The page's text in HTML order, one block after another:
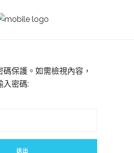
保護。如需檢視內容，
入密碼: